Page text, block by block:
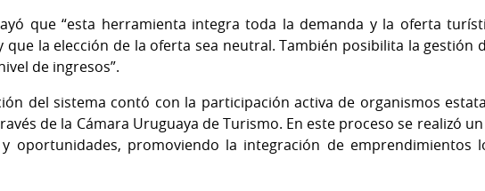
que “esta herramienta integra toda la demanda y la oferta
que la elección de la oferta sea neutral. También posibilita la gestión
de ingresos”.
del sistema contó con la participación activa de organismos
de la Cámara Uruguaya de Turismo. En este proceso se realizó
oportunidades, promoviendo la integración de emprendimientos